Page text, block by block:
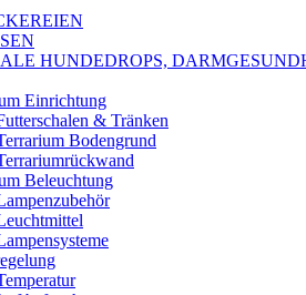
HUNDEDROPS,
Einrichtung
& Tränken
Bodengrund
Beleuchtung